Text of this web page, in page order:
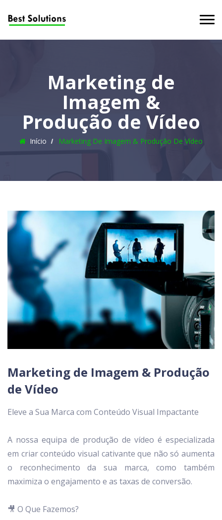
Marketing de
Imagem &
Produção de Vídeo
Início Marketing De Imagem & Produção De Vídeo
Marketing de Imagem & Produção
de Vídeo
Eleve a Sua Marca com Conteúdo Visual Impactante
A nossa equipa de produção de vídeo é especializada
em criar conteúdo visual cativante que não só aumenta
o reconhecimento da sua marca, como também
maximiza o engajamento e as taxas de conversão.
🎥 O Que Fazemos?